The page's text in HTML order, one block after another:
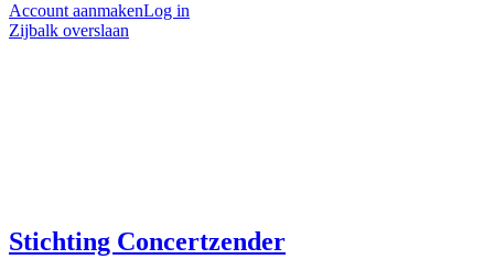
Account aanmakenLog in
Zijbalk overslaan
Stichting Concertzender